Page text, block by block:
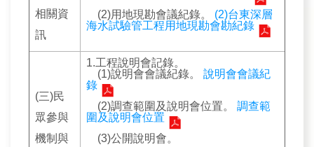
相關資
訊
(2)用地現勘會議紀錄。 (2)台東深層
海水試驗管工程用地現勘會勘紀錄
(三)民
眾參與
機制與
1.工程說明會記錄。
(1)說明會會議紀錄。 說明會會議紀
錄
(2)調查範圍及說明會位置。 調查範
圍及說明會位置
(3)公開說明會。